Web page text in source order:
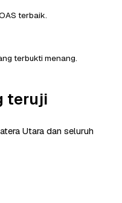
terbaik.
terbukti menang.
teruji
Utara dan seluruh